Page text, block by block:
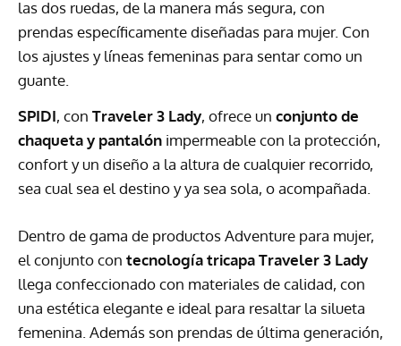
las dos ruedas, de la manera más segura, con
prendas específicamente diseñadas para mujer. Con
los ajustes y líneas femeninas para sentar como un
guante.
SPIDI, con Traveler 3 Lady, ofrece un conjunto de
chaqueta y pantalón impermeable con la protección,
confort y un diseño a la altura de cualquier recorrido,
sea cual sea el destino y ya sea sola, o acompañada.
Dentro de gama de productos Adventure para mujer,
el conjunto con tecnología tricapaTraveler 3 Lady
llega confeccionado con materiales de calidad, con
una estética elegante e ideal para resaltar la silueta
femenina. Además son prendas de última generación,